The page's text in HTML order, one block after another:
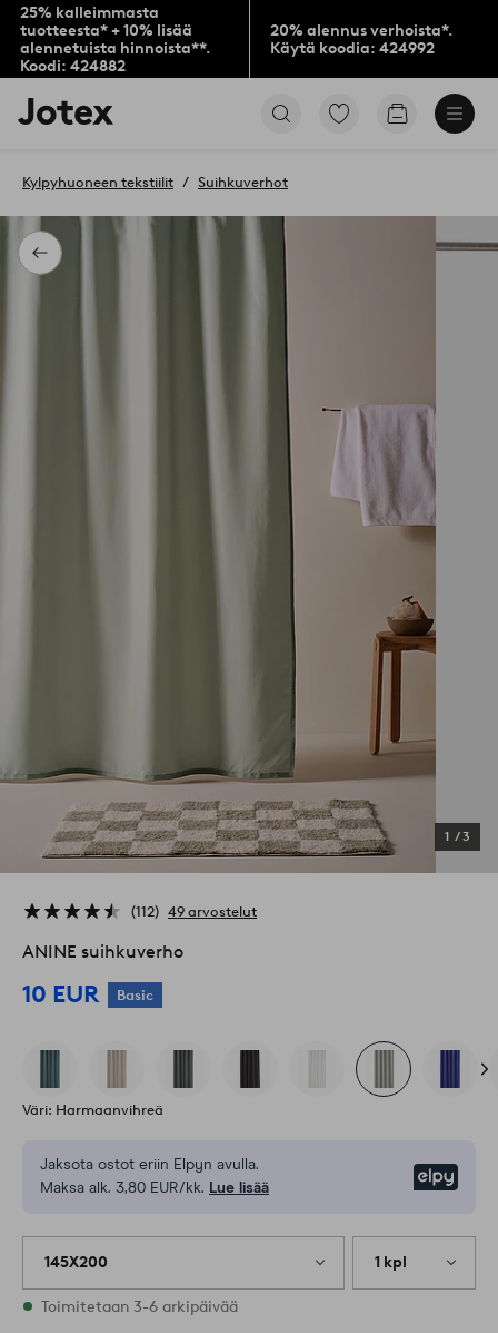
25% kalleimmasta
tuotteesta* + 10% lisää
alennetuista hinnoista**.
Koodi: 424882
20% alennus verhoista*.
Käytä koodia: 424992
Jotex-
logo
aloitussivulle
Siirry
Siirry
Takaisin
Kylpyhuoneen tekstiilit Suihkuverhot
1 /3
112 49 arvostelut
ANINE suihkuverho
10 EUR Basic
Väri: Harmaanvihreä
Jaksota ostot eriin Elpyn avulla.
Maksa alk. 3,80 EUR/kk. Lue lisää
145X200 1 kpl
Varastossa
Toimitetaan 3-6 arkipäivää